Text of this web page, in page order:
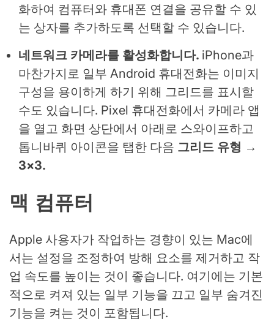
화하여 컴퓨터와 휴대폰 연결을 공유할 수 있
는 상자를 추가하도록 선택할 수 있습니다.
네트워크 카메라를 활성화합니다. iPhone과
마찬가지로 일부 Android 휴대전화는 이미지
구성을 용이하게 하기 위해 그리드를 표시할
수도 있습니다. Pixel 휴대전화에서 카메라 앱
을 열고 화면 상단에서 아래로 스와이프하고
톱니바퀴 아이콘을 탭한 다음 그리드 유형 →
3×3.
맥 컴퓨터
Apple 사용자가 작업하는 경향이 있는 Mac에
서는 설정을 조정하여 방해 요소를 제거하고 작
업 속도를 높이는 것이 좋습니다. 여기에는 기본
적으로 켜져 있는 일부 기능을 끄고 일부 숨겨진
기능을 켜는 것이 포함됩니다.